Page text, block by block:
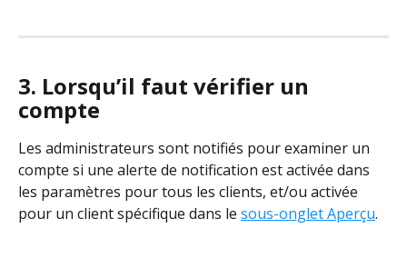
3. Lorsqu’il faut vérifier un
compte
Les administrateurs sont notifiés pour examiner un
compte si une alerte de notification est activée dans
les paramètres pour tous les clients, et/ou activée
pour un client spécifique dans le sous-onglet Aperçu.